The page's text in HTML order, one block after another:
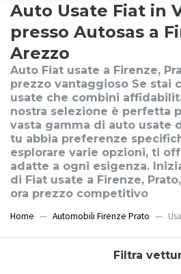
Auto Usate Fiat in
presso Autosas a
Arezzo
Auto Fiat usate a Firenze,
prezzo vantaggioso Se stai
usate che combini
nostra selezione è perfetta
vasta gamma di auto usate
tu abbia preferenze
esplorare varie opzioni, ti
adatte a ogni esigenza.
di Fiat usate a Firenze,
ora prezzo competitivo
Home Automobili Firenze Prato
Filtra